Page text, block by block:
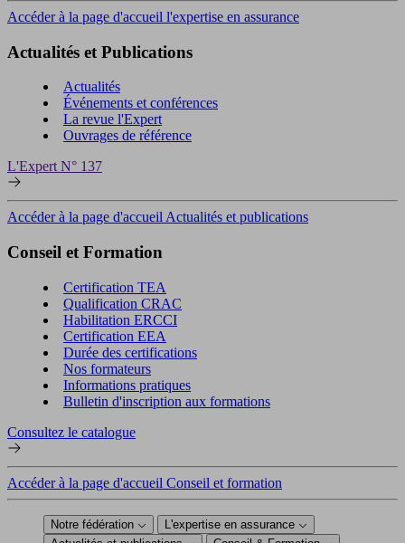
Accéder à la page d'accueil l'expertise en assurance
Actualités et Publications
Actualités
Événements et conférences
La revue l'Expert
Ouvrages de référence
L'Expert N° 137
Accéder à la page d'accueil Actualités et publications
Conseil et Formation
Certification TEA
Qualification CRAC
Habilitation ERCCI
Certification EEA
Durée des certifications
Nos formateurs
Informations pratiques
Bulletin d'inscription aux formations
Consultez le catalogue
Accéder à la page d'accueil Conseil et formation
Notre fédération
L'expertise en assurance